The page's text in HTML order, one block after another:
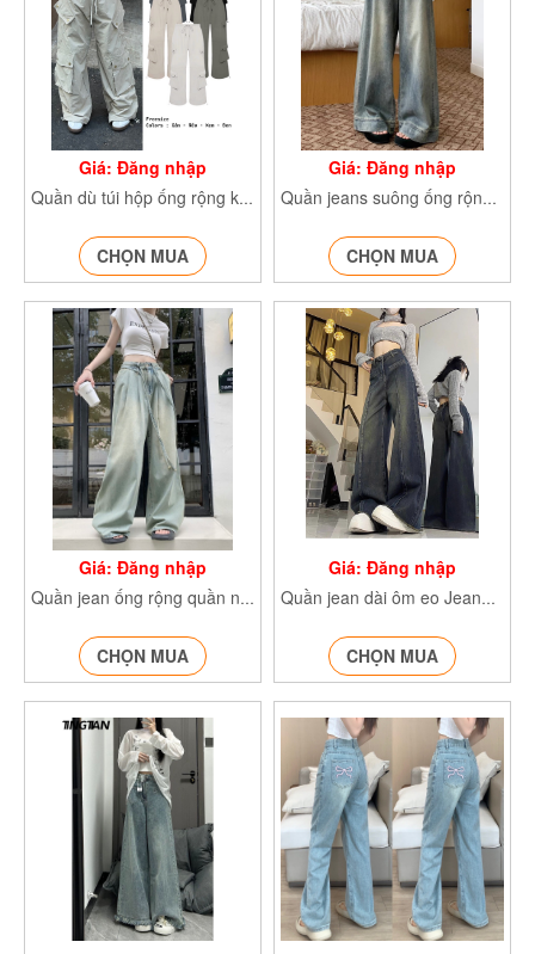
Giá: Đăng nhập
Quần dù túi hộp ống rộng kiểu PARACHUTE Quan6971
CHỌN MUA
Giá: Đăng nhập
Quần jeans suông ống rộng màu xanh retro Jeangauto668
CHỌN MUA
Giá: Đăng nhập
Quần jean ống rộng quần nữ jean Vintage Jeankemday8199
CHỌN MUA
Giá: Đăng nhập
Quần jean dài ôm eo Jean8528
CHỌN MUA